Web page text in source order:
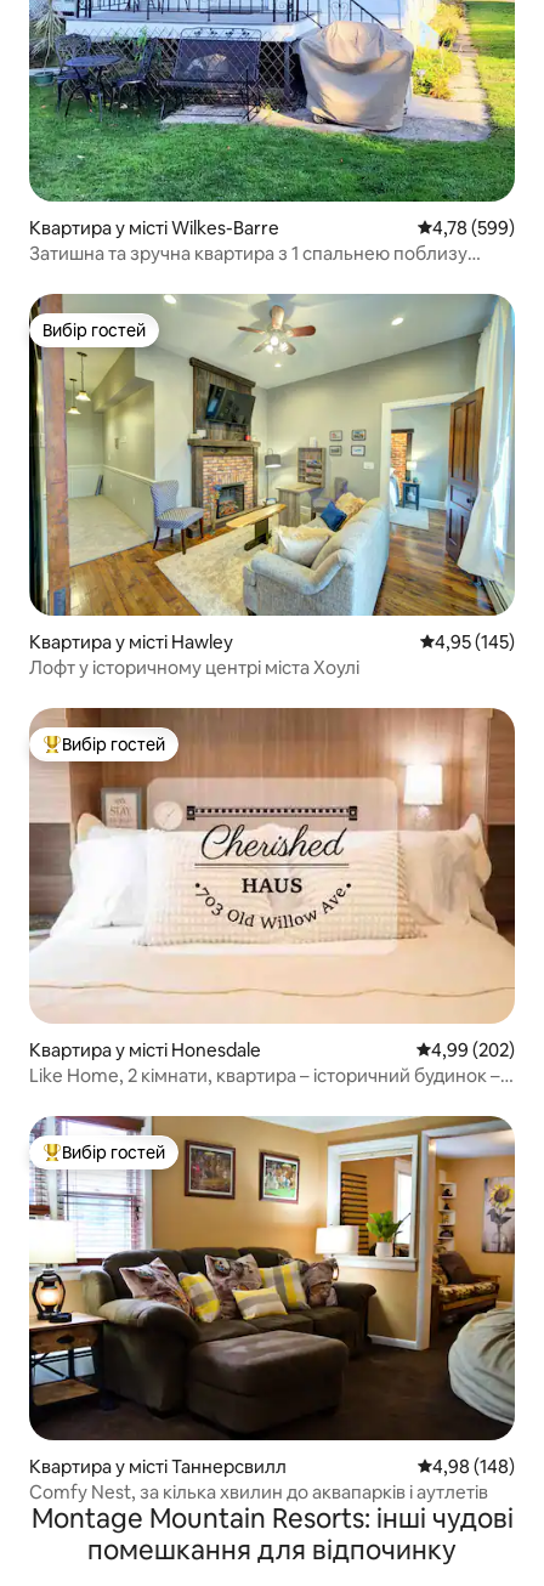
Квартира у місті Wilkes-Barre Середня
4,78 (599)
Затишна та зручна квартира з 1 спальнею поблизу
Вибір гостей
Вибір гостей
Квартира у місті Hawley Середня
4,95 (145)
Лофт у історичному центрі міста Хоулі
Топ вибір гостей
Вибір гостей
Квартира у місті Honesdale Середня
4,99 (202)
Like Home, 2 кімнати, квартира – історичний будинок –
Топ вибір гостей
Вибір гостей
Квартира у місті Таннерсвилл Середня
4,98 (148)
Comfy Nest, за кілька хвилин до аквапарків і аутлетів
Montage Mountain Resorts: інші чудові
помешкання для відпочинку